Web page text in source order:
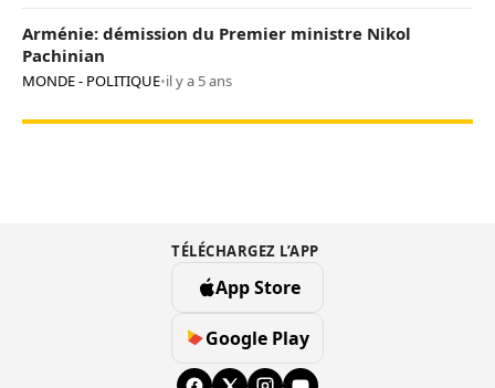
Arménie: démission du Premier ministre Nikol
Pachinian
MONDE - POLITIQUE•il y a 5 ans
TÉLÉCHARGEZ L’APP
App Store
Google Play